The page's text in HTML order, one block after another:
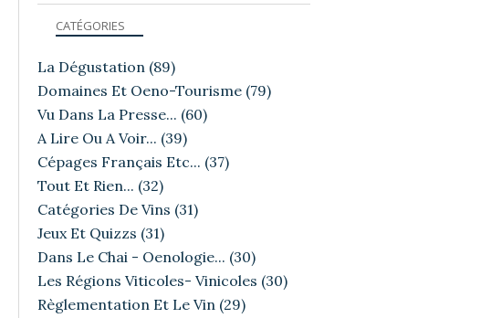
CATÉGORIES
La Dégustation (89)
Domaines Et Oeno-Tourisme (79)
Vu Dans La Presse... (60)
A Lire Ou A Voir... (39)
Cépages Français Etc... (37)
Tout Et Rien... (32)
Catégories De Vins (31)
Jeux Et Quizzs (31)
Dans Le Chai - Oenologie... (30)
Les Régions Viticoles- Vinicoles (30)
Règlementation Et Le Vin (29)